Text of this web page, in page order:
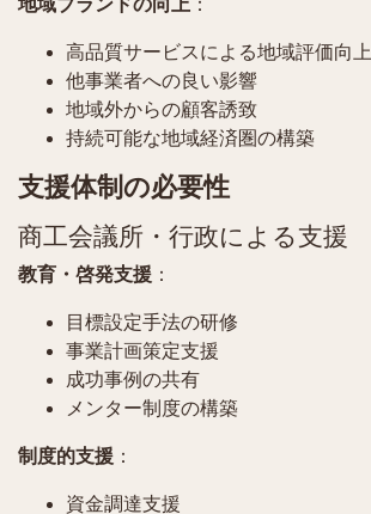
高品質サービスによる地域評価向上
他事業者への良い影響
地域外からの顧客誘致
持続可能な地域経済圏の構築
支援体制の必要性
商工会議所・行政による支援
教育・啓発支援 ：
目標設定手法の研修
事業計画策定支援
成功事例の共有
メンター制度の構築
制度的支援 ：
資金調達支援